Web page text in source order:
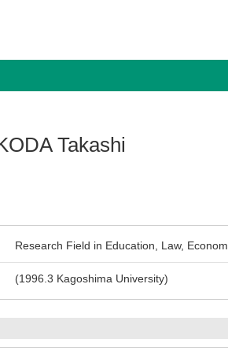
Takashi
Research Field in Education, Law,
(1996.3 Kagoshima University)